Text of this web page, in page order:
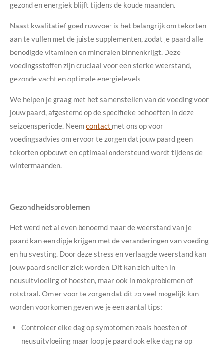
gezond en energiek blijft tijdens de koude maanden.
Naast kwalitatief goed ruwvoer is het belangrijk om tekorten
aan te vullen met de juiste supplementen, zodat je paard alle
benodigde vitaminen en mineralen binnenkrijgt. Deze
voedingsstoffen zijn cruciaal voor een sterke weerstand,
gezonde vacht en optimale energielevels.
We helpen je graag met het samenstellen van de voeding voor
jouw paard, afgestemd op de specifieke behoeften in deze
seizoensperiode. Neemcontact met ons op voor
voedingsadvies om ervoor te zorgen dat jouw paard geen
tekorten opbouwt en optimaal ondersteund wordt tijdens de
wintermaanden.
Gezondheidsproblemen
Het werd net al even benoemd maar de weerstand van je
paard kan een dipje krijgen met de veranderingen van voeding
en huisvesting. Door deze stress en verlaagde weerstand kan
jouw paard sneller ziek worden. Dit kan zich uiten in
neusuitvloeiing of hoesten, maar ook in mokproblemen of
rotstraal. Om er voor te zorgen dat dit zo veel mogelijk kan
worden voorkomen geven we je een aantal tips:
Controleer elke dag op symptomen zoals hoesten of
neusuitvloeiing maar loop je paard ook elke dag na op